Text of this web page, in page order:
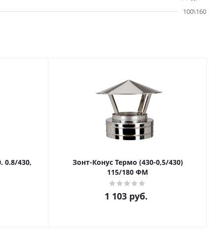
100\160
Зонт-Конус Термо (430-0,5/430)
115/180 ФМ
1 103руб.